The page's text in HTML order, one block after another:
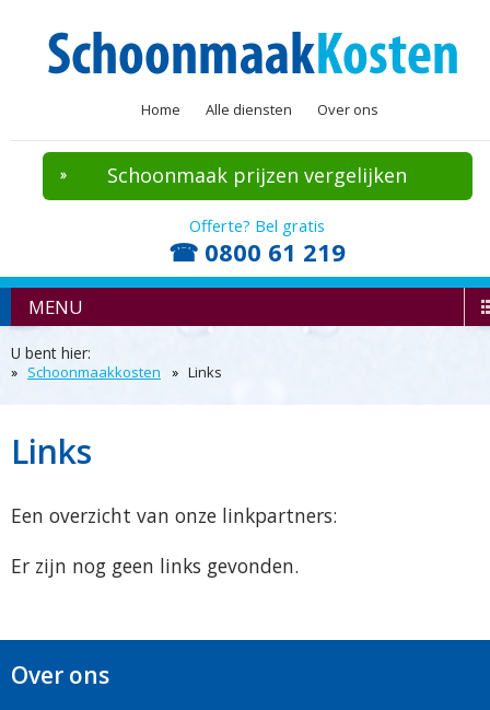
Home Alle diensten Over ons
Schoonmaak prijzen vergelijken
Offerte? Bel gratis
☎ 0800 61 219
MENU
U bent hier:
Schoonmaakkosten Links
Links
Een overzicht van onze linkpartners:
Er zijn nog geen links gevonden.
Over ons